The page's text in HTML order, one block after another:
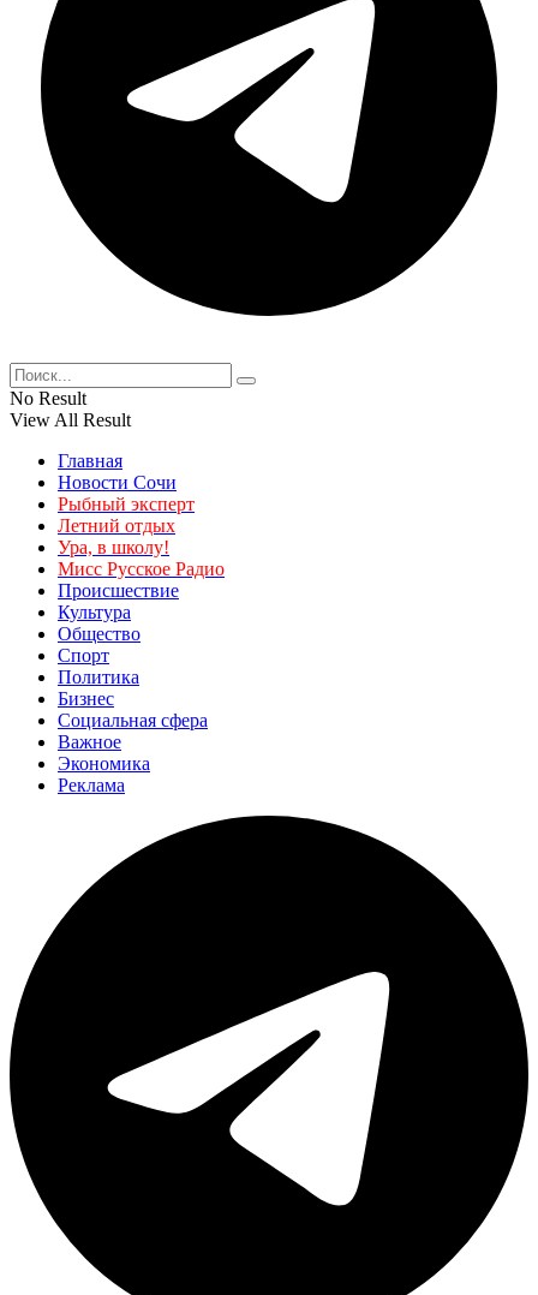
No Result
View All Result
Главная
Новости Сочи
Рыбный эксперт
Летний отдых
Ура, в школу!
Мисс Русское Радио
Происшествие
Культура
Общество
Спорт
Политика
Бизнес
Социальная сфера
Важное
Экономика
Реклама